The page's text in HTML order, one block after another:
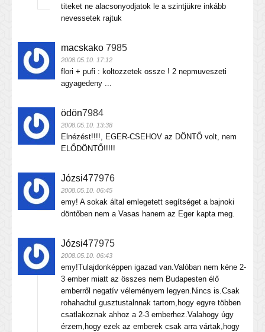
titeket ne alacsonyodjatok le a szintjükre inkább
nevessetek rajtuk
macskako 7985
2008.05.10. 17:12
flori + pufi : koltozzetek ossze ! 2 nepmuveszeti
agyagedeny ...
ödön7984
2008.05.10. 13:38
Elnézést!!!!, EGER-CSEHOV az DÖNTŐ volt, nem
ELŐDÖNTŐ!!!!!
Józsi477976
2008.05.10. 06:45
emy! A sokak által emlegetett segítséget a bajnoki
döntőben nem a Vasas hanem az Eger kapta meg.
Józsi477975
2008.05.10. 06:43
emy!Tulajdonképpen igazad van.Valóban nem kéne 2-
3 ember miatt az összes nem Budapesten élő
emberről negatív véleményem legyen.Nincs is.Csak
rohahadtul gusztustalnnak tartom,hogy egyre többen
csatlakoznak ahhoz a 2-3 emberhez.Valahogy úgy
érzem,hogy ezek az emberek csak arra vártak,hogy